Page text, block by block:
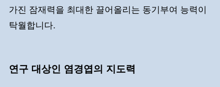
가진 잠재력을 최대한 끌어올리는 동기부여 능력이
탁월합니다.
연구 대상인 염경엽의 지도력